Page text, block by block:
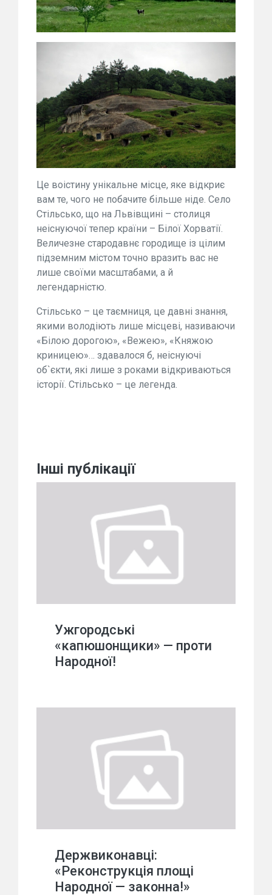
Це воістину унікальне місце, яке відкриє
вам те, чого не побачите більше ніде. Село
Стільсько, що на Львівщині – столиця
неіснуючої тепер країни – Білої Хорватії.
Величезне стародавнє городище із цілим
підземним містом точно вразить вас не
лише своїми масштабами, а й
легендарністю.
Стільсько – це таємниця, це давні знання,
якими володіють лише місцеві, називаючи
«Білою дорогою», «Вежею», «Княжою
криницею»… здавалося б, неіснуючі
об`єкти, які лише з роками відкриваються
історії. Стільсько – це легенда.
Інші публікації
Ужгородські
«капюшонщики» — проти
Народної!
Держвиконавці:
«Реконструкція площі
Народної — законна!»